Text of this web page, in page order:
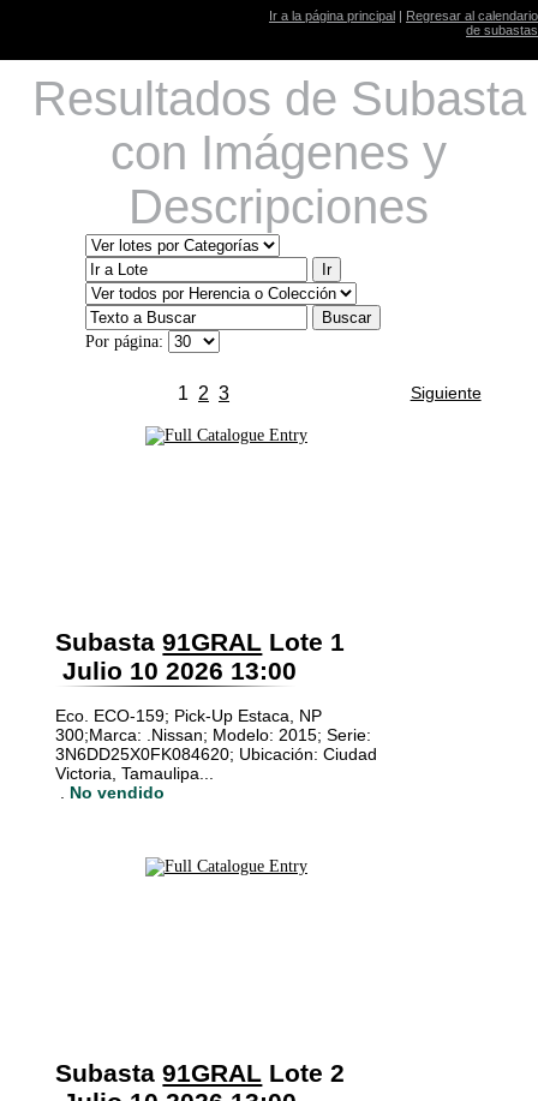
Ir a la página principal | Regresar al calendario
de subastas
Resultados de Subasta
con Imágenes y
Descripciones
Por página:
1 2 3 Siguiente
Subasta 91GRAL Lote 1
Julio 10 2026 13:00
Eco. ECO-159; Pick-Up Estaca, NP
300;Marca: .Nissan; Modelo: 2015; Serie:
3N6DD25X0FK084620; Ubicación: Ciudad
Victoria, Tamaulipa...
No vendido
Subasta 91GRAL Lote 2